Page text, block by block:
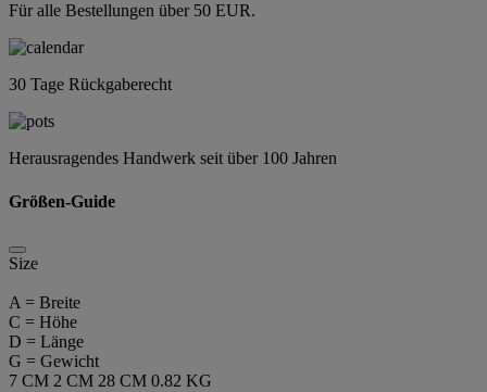
Für alle Bestellungen über 50 EUR.
30 Tage Rückgaberecht
Herausragendes Handwerk seit über 100 Jahren
Größen-Guide
Size
A = Breite
C = Höhe
D = Länge
G = Gewicht
7 CM 2 CM 28 CM 0.82 KG